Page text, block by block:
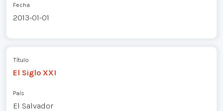
Fecha
2013-01-01
Título
El Siglo XXI
País
El Salvador